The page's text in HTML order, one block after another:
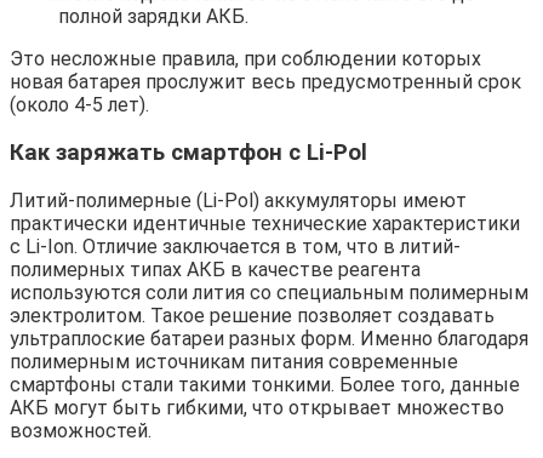
полной зарядки АКБ.
Это несложные правила, при соблюдении которых
новая батарея прослужит весь предусмотренный срок
(около 4-5 лет).
Как заряжать смартфон с Li-Pol
Литий-полимерные (Li-Pol) аккумуляторы имеют
практически идентичные технические характеристики
с Li-Ion. Отличие заключается в том, что в литий-
полимерных типах АКБ в качестве реагента
используются соли лития со специальным полимерным
электролитом. Такое решение позволяет создавать
ультраплоские батареи разных форм. Именно благодаря
полимерным источникам питания современные
смартфоны стали такими тонкими. Более того, данные
АКБ могут быть гибкими, что открывает множество
возможностей.